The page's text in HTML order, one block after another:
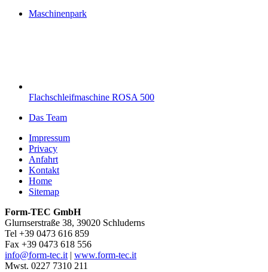
Maschinenpark
Flachschleifmaschine ROSA 500
Das Team
Impressum
Privacy
Anfahrt
Kontakt
Home
Sitemap
Form-TEC GmbH
Glurnserstraße 38, 39020 Schluderns
Tel +39 0473 616 859
Fax +39 0473 618 556
info@form-tec.it| www.form-tec.it
Mwst. 0227 7310 211